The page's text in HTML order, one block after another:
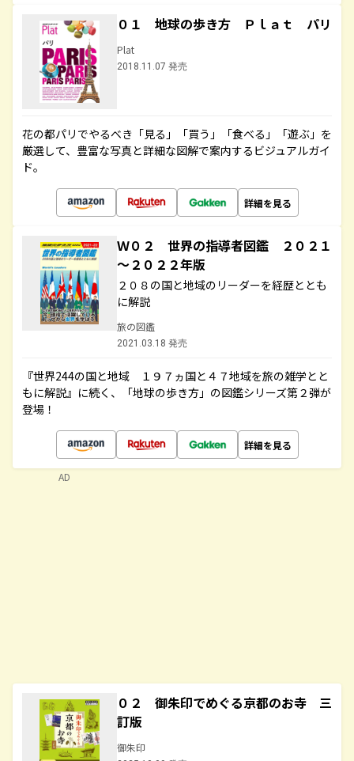
０１ 地球の歩き方 Ｐｌａｔ パリ
Plat
2018.11.07 発売
花の都パリでやるべき「見る」「買う」「食べる」「遊ぶ」を
厳選して、豊富な写真と詳細な図解で案内するビジュアルガイ
ド。
詳細を見る
Ｗ０２ 世界の指導者図鑑 ２０２１
～２０２２年版
２０８の国と地域のリーダーを経歴ととも
に解説
旅の図鑑
2021.03.18 発売
『世界244の国と地域 １９７ヵ国と４７地域を旅の雑学とと
もに解説』に続く、「地球の歩き方」の図鑑シリーズ第２弾が
登場！
詳細を見る
０２ 御朱印でめぐる京都のお寺 三
訂版
御朱印
AD